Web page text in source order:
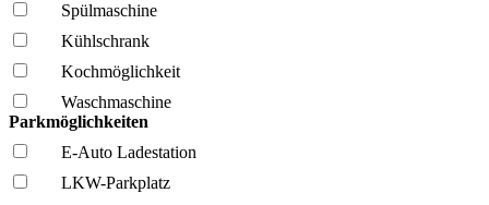
Spül­maschine
Kühl­schrank
Kochmöglich­keit
Wasch­maschine
Parkmöglichkeiten
E-Auto Ladestation
LKW-Parkplatz